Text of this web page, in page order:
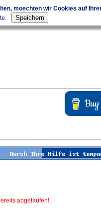
moechten wir Cookies auf
abgelaufen!